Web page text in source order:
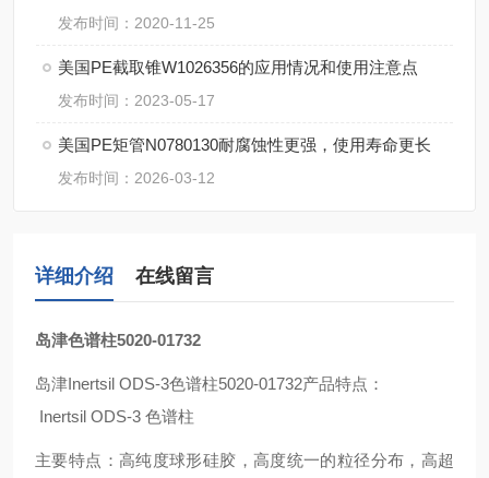
发布时间：2020-11-25
美国PE截取锥W1026356的应用情况和使用注意点
发布时间：2023-05-17
美国PE矩管N0780130耐腐蚀性更强，使用寿命更长
发布时间：2026-03-12
详细介绍 在线留言
岛津色谱柱5020-01732
岛津Inertsil ODS-3色谱柱5020-01732产品特点：
Inertsil ODS-3 色谱柱
主要特点：高纯度球形硅胶，高度统一的粒径分布，高超